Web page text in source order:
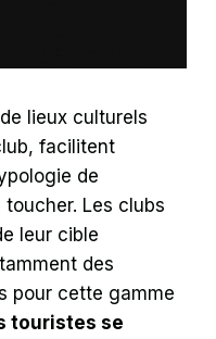
lieux culturels
facilitent
de
Les clubs
leur cible
des
pour cette gamme
touristes se